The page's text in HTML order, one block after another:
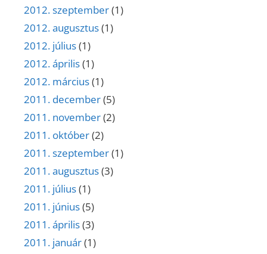
2012. szeptember(1)
2012. augusztus(1)
2012. július(1)
2012. április(1)
2012. március(1)
2011. december(5)
2011. november(2)
2011. október(2)
2011. szeptember(1)
2011. augusztus(3)
2011. július(1)
2011. június(5)
2011. április(3)
2011. január(1)